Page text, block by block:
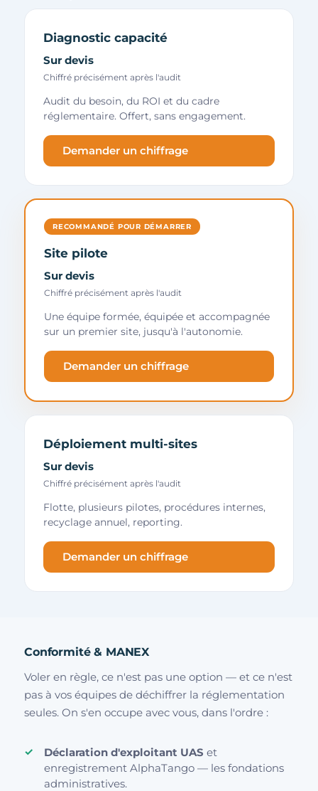
Diagnostic capacité
Sur devis
Chiffré précisément après l'audit
Audit du besoin, du ROI et du cadre
réglementaire. Offert, sans engagement.
Demander un chiffrage
RECOMMANDÉ POUR DÉMARRER
Site pilote
Sur devis
Chiffré précisément après l'audit
Une équipe formée, équipée et accompagnée
sur un premier site, jusqu'à l'autonomie.
Demander un chiffrage
Déploiement multi-sites
Sur devis
Chiffré précisément après l'audit
Flotte, plusieurs pilotes, procédures internes,
recyclage annuel, reporting.
Demander un chiffrage
Conformité & MANEX
Voler en règle, ce n'est pas une option — et ce n'est
pas à vos équipes de déchiffrer la réglementation
seules. On s'en occupe avec vous, dans l'ordre :
Déclaration d'exploitant UAS et
enregistrement AlphaTango — les fondations
administratives.